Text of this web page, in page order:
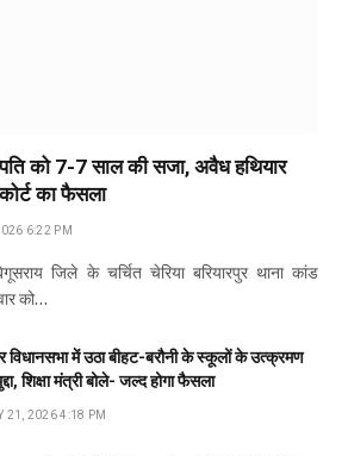
पति को 7-7 साल की सजा, अवैध हथियार
का फैसला
6:22 PM
जिले के चर्चित चेरिया बरियारपुर थाना कांड
को…
विधानसभा में उठा बीहट-बरौनी के स्कूलों के उत्क्रमण
शिक्षा मंत्री बोले- जल्द होगा फैसला
21, 2026 4:18 PM